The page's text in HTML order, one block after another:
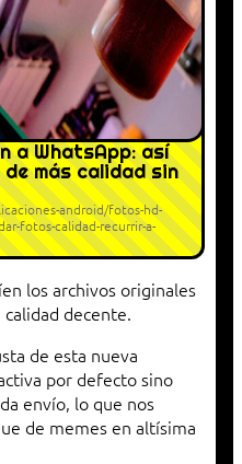
a WhatsApp: así
más calidad sin
android/fotos-hd-
fotos-calidad-recurrir-a-
los archivos originales
decente.
de esta nueva
por defecto sino
envío, lo que nos
de memes en altísima